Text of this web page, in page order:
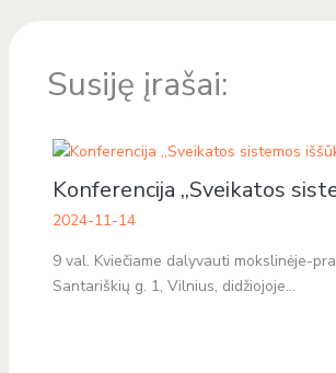
Susiję įrašai:
Konferencija ,,Sveikatos
2024-11-14
9 val. Kviečiame dalyvauti mokslinėje-
Santariškių g. 1, Vilnius, didžiojoje…